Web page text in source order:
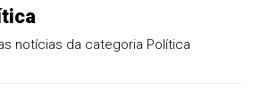
notícias da categoria Política